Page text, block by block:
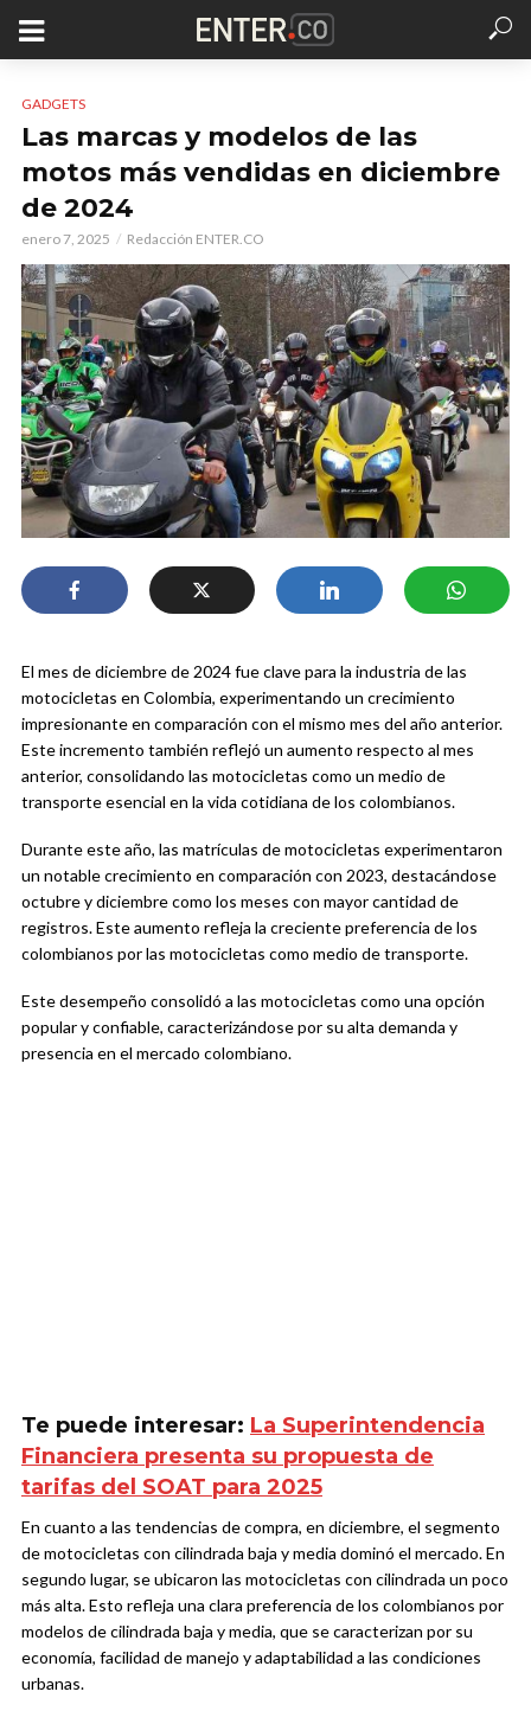
GADGETS
Las marcas y modelos de las
motos más vendidas en diciembre
de 2024
enero 7, 2025 Redacción ENTER.CO
El mes de diciembre de 2024 fue clave para la industria de las
motocicletas en Colombia, experimentando un crecimiento
impresionante en comparación con el mismo mes del año anterior.
Este incremento también reflejó un aumento respecto al mes
anterior, consolidando las motocicletas como un medio de
transporte esencial en la vida cotidiana de los colombianos.
Durante este año, las matrículas de motocicletas experimentaron
un notable crecimiento en comparación con 2023, destacándose
octubre y diciembre como los meses con mayor cantidad de
registros. Este aumento refleja la creciente preferencia de los
colombianos por las motocicletas como medio de transporte.
Este desempeño consolidó a las motocicletas como una opción
popular y confiable, caracterizándose por su alta demanda y
presencia en el mercado colombiano.
Te puede interesar: La Superintendencia
Financiera presenta su propuesta de
tarifas del SOAT para 2025
En cuanto a las tendencias de compra, en diciembre, el segmento
de motocicletas con cilindrada baja y media dominó el mercado. En
segundo lugar, se ubicaron las motocicletas con cilindrada un poco
más alta. Esto refleja una clara preferencia de los colombianos por
modelos de cilindrada baja y media, que se caracterizan por su
economía, facilidad de manejo y adaptabilidad a las condiciones
urbanas.